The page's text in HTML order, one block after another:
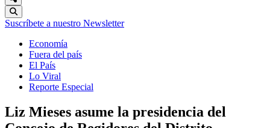
Suscríbete a nuestro Newsletter
Economía
Fuera del país
El País
Lo Viral
Reporte Especial
Liz Mieses asume la presidencia del